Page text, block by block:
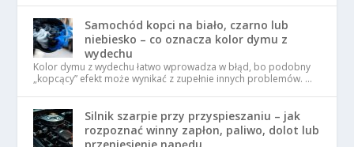
Samochód kopci na biało, czarno lub
niebiesko – co oznacza kolor dymu z
wydechu
Kolor dymu z wydechu łatwo wprowadza w błąd, bo podobny
„kopcący” efekt może wynikać z zupełnie innych problemów. …
Silnik szarpie przy przyspieszaniu – jak
rozpoznać winny zapłon, paliwo, dolot lub